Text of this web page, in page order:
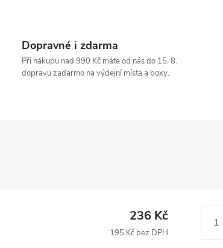
Dopravné i zdarma
Při nákupu nad 990 Kč máte od nás do 15. 8.
dopravu zadarmo na výdejní místa a boxy.
236 Kč
195 Kč bez DPH